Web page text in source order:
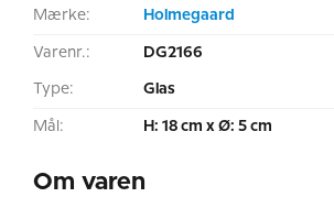
Mærke: Holmegaard
Varenr.: DG2166
Type: Glas
Mål: H: 18 cm x Ø: 5 cm
Om varen